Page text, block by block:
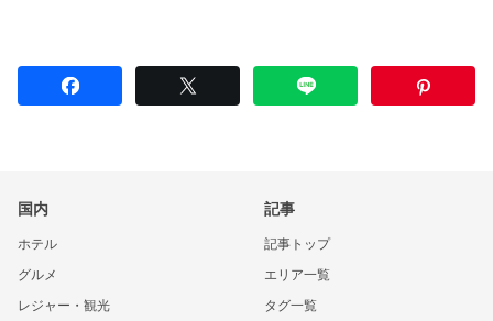
国内
ホテル
グルメ
レジャー・観光
記事
記事トップ
エリア一覧
タグ一覧